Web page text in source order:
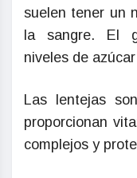
suelen tener un
la sangre. El
niveles de
Las lentejas
proporcionan
complejos y